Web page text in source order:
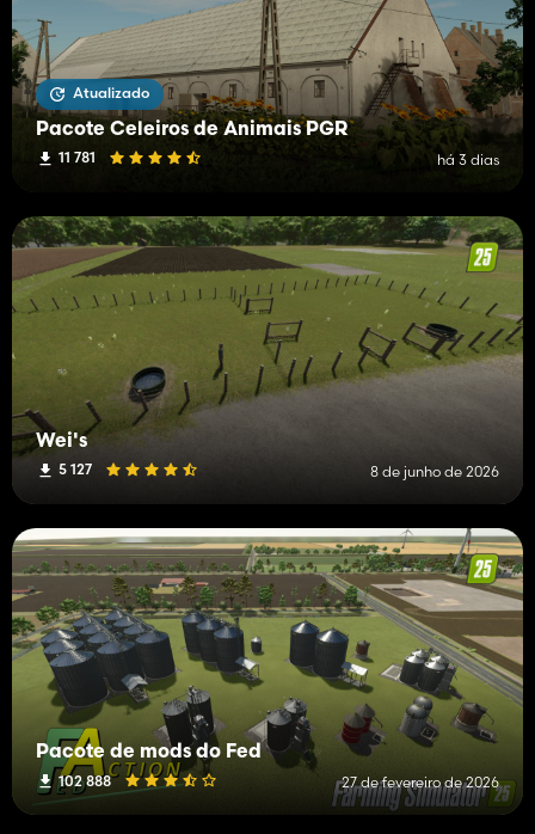
Atualizado
Pacote Celeiros de Animais PGR
11 781 há 3 dias
Wei's
5 127 8 de junho de 2026
Pacote de mods do Fed
102 888 27 de fevereiro de 2026